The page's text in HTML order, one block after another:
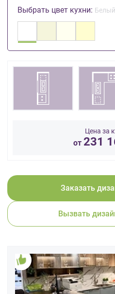
Выбрать цвет кухни: Белый
Цена за
от 231
Заказать
Вызвать
порядке
условиях
персональных